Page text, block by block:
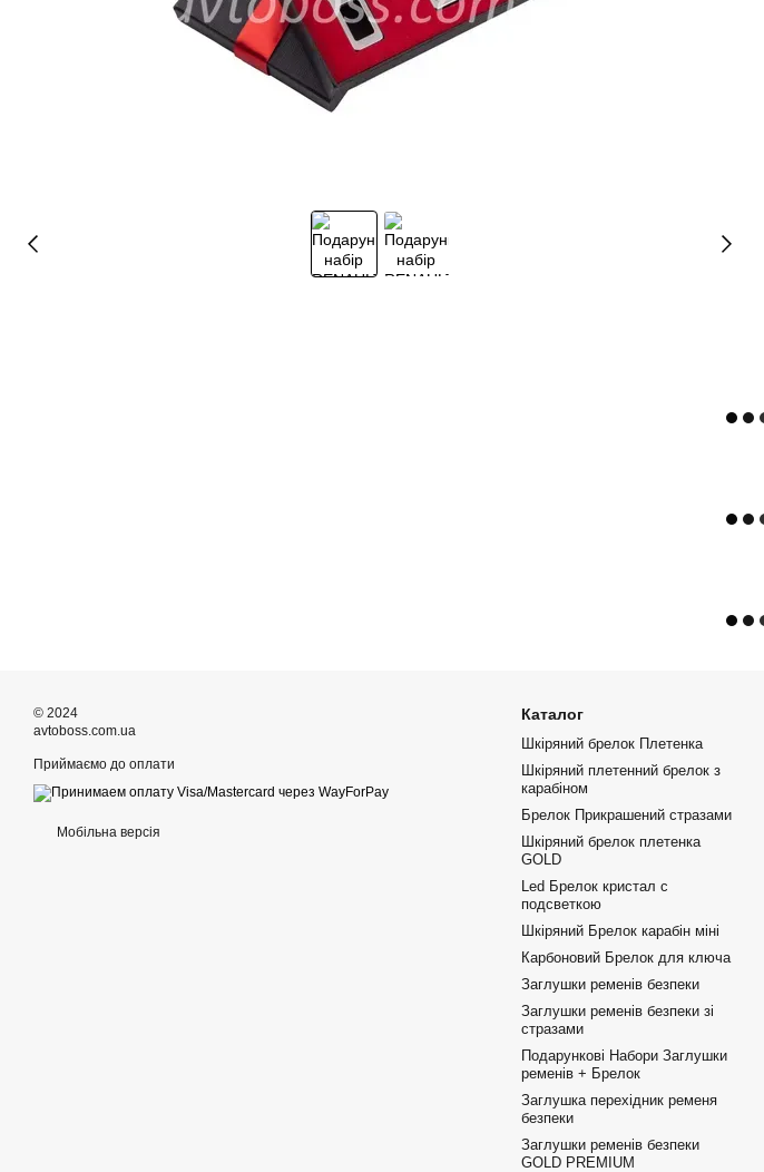
© 2024
avtoboss.com.ua
Приймаємо до оплати
Мобільна версія
Каталог
Шкіряний брелок Плетенка
Шкіряний плетенний брелок з
карабіном
Брелок Прикрашений стразами
Шкіряний брелок плетенка
GOLD
Led Брелок кристал с
подсветкою
Шкіряний Брелок карабін міні
Карбоновий Брелок для ключа
Заглушки ременів безпеки
Заглушки ременів безпеки зі
стразами
Подарункові Набори Заглушки
ременів + Брелок
Заглушка перехідник ременя
безпеки
Заглушки ременів безпеки
GOLD PREMIUM